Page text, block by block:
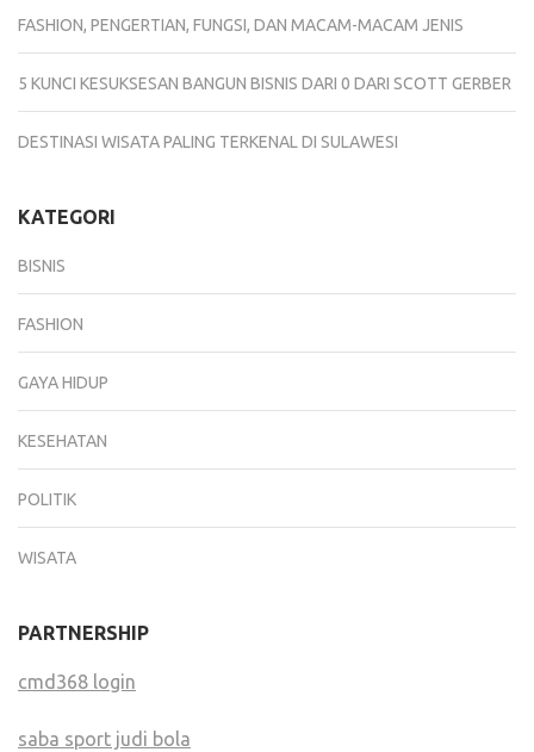
FASHION, PENGERTIAN, FUNGSI, DAN MACAM-MACAM JENIS
5 KUNCI KESUKSESAN BANGUN BISNIS DARI 0 DARI SCOTT GERBER
DESTINASI WISATA PALING TERKENAL DI SULAWESI
KATEGORI
BISNIS
FASHION
GAYA HIDUP
KESEHATAN
POLITIK
WISATA
PARTNERSHIP
cmd368 login
saba sport judi bola